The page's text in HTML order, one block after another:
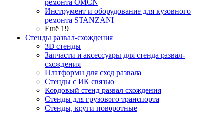
ремонта OMCN
Инструмент и оборудование для кузовного
ремонта STANZANI
Ещё 19
Стенды развал-схождения
3D стенды
Запчасти и аксессуары для стенда развал-
схождения
Платформы для сход развала
Стенды с ИК связью
Кордовый стенд развал схождения
Стенды для грузового транспорта
Стенды, круги поворотные